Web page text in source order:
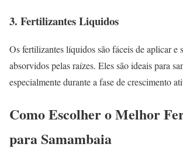
3. Fertilizantes Liquidos
Os fertilizantes líquidos são fáceis de aplicar e
absorvidos pelas raízes. Eles são ideais para
especialmente durante a fase de crescimento
Como Escolher o Melhor
para Samambaia